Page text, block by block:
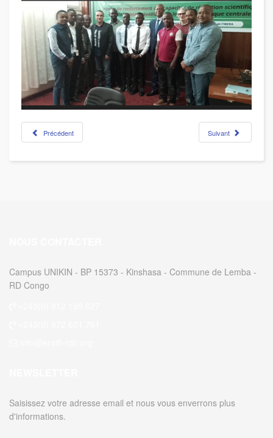
Précédent Suivant
Campus UNIKIN - BP 15373 - Kinshasa - Commune de Lemba -
RD Congo
Saisissez votre adresse email et nous vous enverrons plus
d'informations.